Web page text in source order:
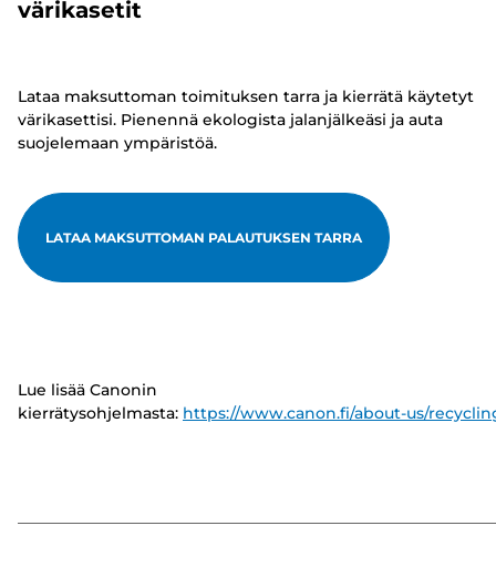
värikasetit
Lataa maksuttoman toimituksen tarra ja kierrätä käytetyt
värikasettisi. Pienennä ekologista jalanjälkeäsi ja auta
suojelemaan ympäristöä.
LATAA MAKSUTTOMAN PALAUTUKSEN TARRA
Lue lisää Canonin
kierrätysohjelmasta: https://www.canon.fi/about-us/